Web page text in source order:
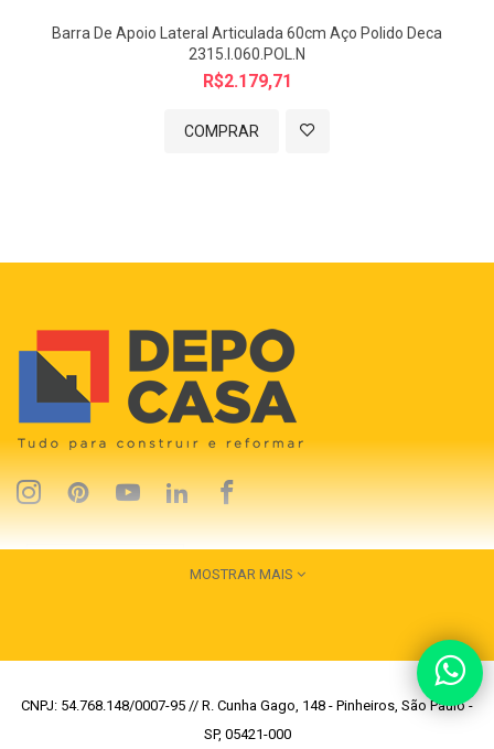
Barra De Apoio Lateral Articulada 60cm Aço Polido Deca
2315.I.060.POL.N
R$2.179,71
COMPRAR
MOSTRAR MAIS
CNPJ: 54.768.148/0007-95 // R. Cunha Gago, 148 - Pinheiros, São Paulo -
SP, 05421-000